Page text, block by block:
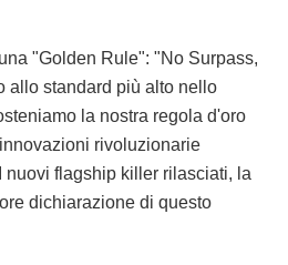
"Golden Rule": "No Surpass,
allo standard più alto nello
la nostra regola d'oro
rivoluzionarie
nuovi flagship killer rilasciati, la
dichiarazione di questo